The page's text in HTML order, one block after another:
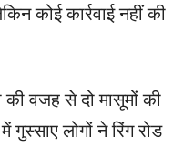
कोई कार्रवाई नहीं की
की वजह से दो मासूमों की
लोगों ने रिंग रोड